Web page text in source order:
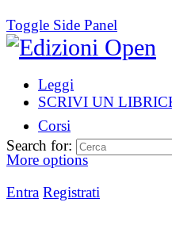
Toggle Side Panel
Leggi
SCRIVI UN
Corsi
More options
Entra Registrati
Search for: